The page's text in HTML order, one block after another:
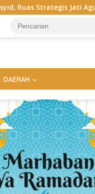
Segera Dipoles Demi
DAERAH